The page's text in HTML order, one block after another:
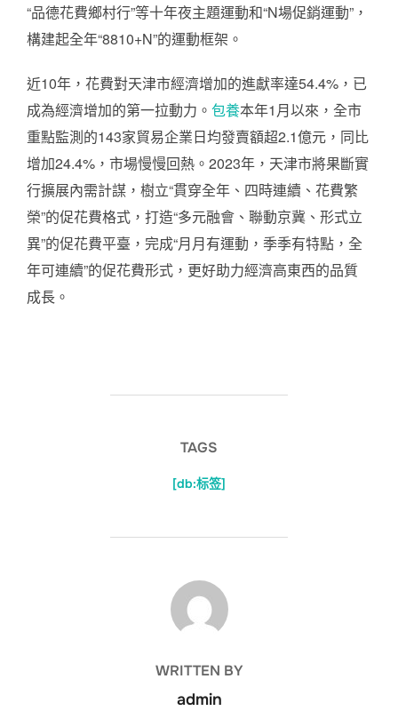
“品德花費鄉村行”等十年夜主題運動和“N場促銷運動”，
構建起全年“8810+N”的運動框架。
近10年，花費對天津市經濟增加的進獻率達54.4%，已
成為經濟增加的第一拉動力。 包養本年1月以來，全市
重點監測的143家貿易企業日均發賣額超2.1億元，同比
增加24.4%，市場慢慢回熱。2023年，天津市將果斷實
行擴展內需計謀，樹立“貫穿全年、四時連續、花費繁
榮”的促花費格式，打造“多元融會、聯動京冀、形式立
異”的促花費平臺，完成“月月有運動，季季有特點，全
年可連續”的促花費形式，更好助力經濟高東西的品質
成長。
TAGS
[db:标签]
POST AUTHOR
WRITTEN BY
admin